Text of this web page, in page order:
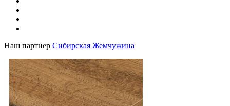
Наш партнер Сибирская Жемчужина